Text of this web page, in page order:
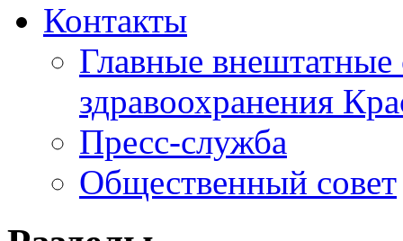
Контакты
Главные внештатные
здравоохранения
Пресс-служба
Общественный совет